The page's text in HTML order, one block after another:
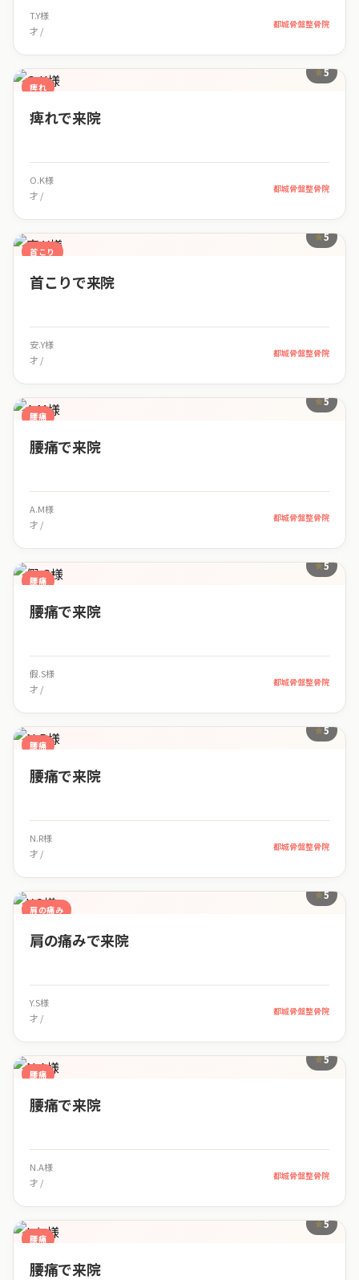
T.Y様
才 /
都城骨盤整骨院
痺れ
5
痺れで来院
O.K様
才 /
都城骨盤整骨院
首こり
5
首こりで来院
安.Y様
才 /
都城骨盤整骨院
腰痛
5
腰痛で来院
A.M様
才 /
都城骨盤整骨院
腰痛
5
腰痛で来院
假.S様
才 /
都城骨盤整骨院
腰痛
5
腰痛で来院
N.R様
才 /
都城骨盤整骨院
肩の痛み
5
肩の痛みで来院
Y.S様
才 /
都城骨盤整骨院
腰痛
5
腰痛で来院
N.A様
才 /
都城骨盤整骨院
腰痛
5
腰痛で来院